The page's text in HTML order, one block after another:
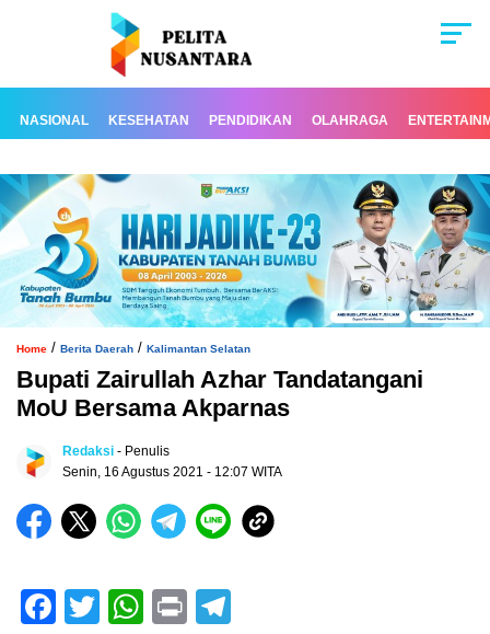
NASIONAL KESEHATAN PENDIDIKAN OLAHRAGA
Home / Berita Daerah / Kalimantan Selatan
Bupati Zairullah Azhar Tandatangani
MoU Bersama Akparnas
Redaksi - Penulis
Senin, 16 Agustus 2021 - 12:07 WITA
Facebook
TwitterWhatsApp
Print